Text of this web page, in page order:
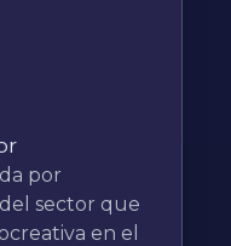
por
sector que
en el